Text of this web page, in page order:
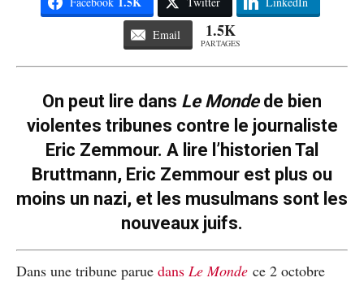
Email 1.5K
PARTAGES
On peut lire dans Le Mondede bien
violentes tribunes contre le journaliste
Eric Zemmour. A lire l’historien Tal
Bruttmann, Eric Zemmour est plus ou
moins un nazi, et les musulmans sont les
nouveaux juifs.
Dans une tribune parue dans Le Monde ce 2 octobre